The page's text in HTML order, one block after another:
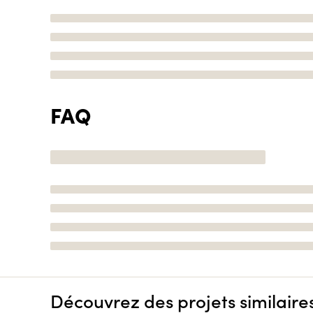
FAQ
Découvrez des projets